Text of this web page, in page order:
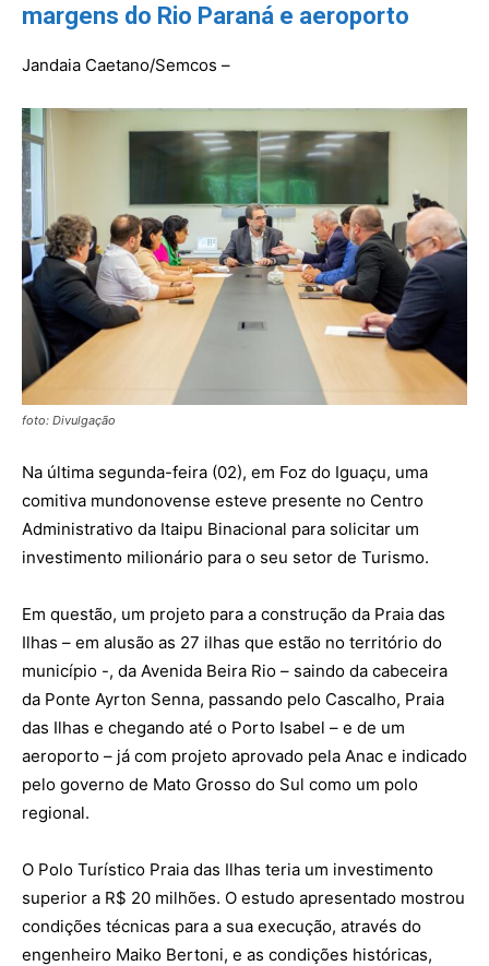
margens do Rio Paraná e aeroporto
Jandaia Caetano/Semcos –
foto: Divulgação
Na última segunda-feira (02), em Foz do Iguaçu, uma
comitiva mundonovense esteve presente no Centro
Administrativo da Itaipu Binacional para solicitar um
investimento milionário para o seu setor de Turismo.
Em questão, um projeto para a construção da Praia das
Ilhas – em alusão as 27 ilhas que estão no território do
município -, da Avenida Beira Rio – saindo da cabeceira
da Ponte Ayrton Senna, passando pelo Cascalho, Praia
das Ilhas e chegando até o Porto Isabel – e de um
aeroporto – já com projeto aprovado pela Anac e indicado
pelo governo de Mato Grosso do Sul como um polo
regional.
O Polo Turístico Praia das Ilhas teria um investimento
superior a R$ 20 milhões. O estudo apresentado mostrou
condições técnicas para a sua execução, através do
engenheiro Maiko Bertoni, e as condições históricas,